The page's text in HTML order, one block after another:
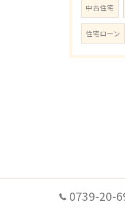
中古住宅
住宅ローン
0739-20-